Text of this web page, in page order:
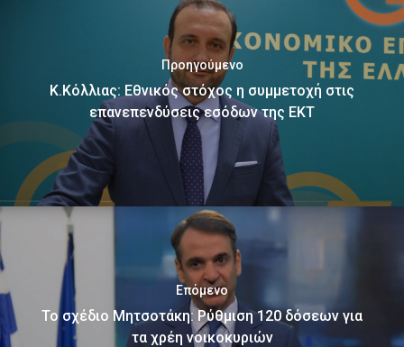
Προηγούμενο
Κ.Κόλλιας: Εθνικός στόχος η συμμετοχή στις
επανεπενδύσεις εσόδων της ΕΚΤ
Επόμενο
Το σχέδιο Μητσοτάκη: Ρύθμιση 120 δόσεων για
τα χρέη νοικοκυριών